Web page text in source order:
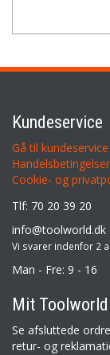
Kundeservice
Gå til kundeservice
Handelsbetingelser
Cookie- og
Tlf: 70 20 39 20
info@toolworld.dk
Vi svarer indenfor 2
Man - Fre: 9 - 16
Mit Toolworld
Se afsluttede
retur- og